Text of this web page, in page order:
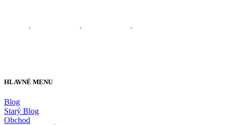
HLAVNÉ MENU
Blog
Starý Blog
Obchod